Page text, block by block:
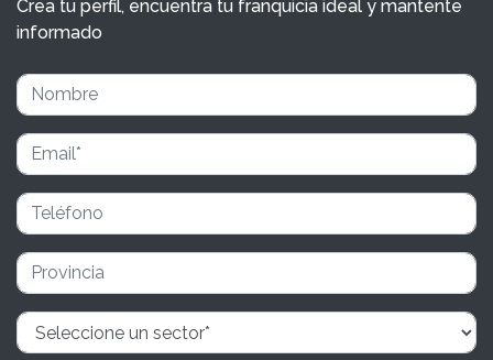
Crea tu perfil, encuentra tu franquicia ideal y mantente
informado